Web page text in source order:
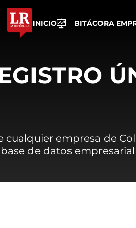
INICIO BITÁCORA
cualquier empresa de
de datos